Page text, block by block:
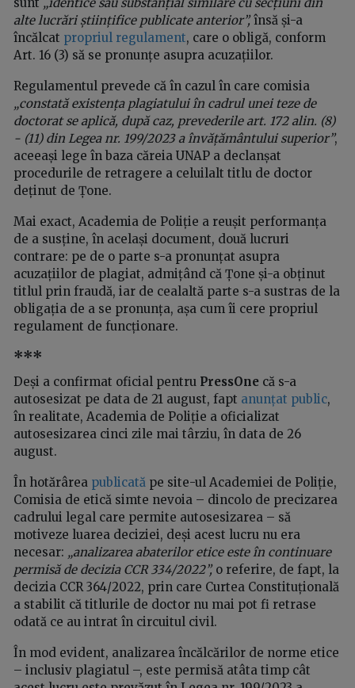
alte lucrări științifice publicate anterior”, însă și-a
încălcat propriul regulament, care o obligă, conform
Art. 16 (3) să se pronunțe asupra acuzațiilor.
Regulamentul prevede că în cazul în care comisia
„constată existența plagiatului în cadrul unei teze de
doctorat se aplică, după caz, prevederile art. 172 alin. (8)
- (11) din Legea nr. 199/2023 a învățământului superior”,
aceeași lege în baza căreia UNAP a declanșat
procedurile de retragere a celuilalt titlu de doctor
deținut de Țone.
Mai exact, Academia de Poliție a reușit performanța
de a susține, în același document, două lucruri
contrare: pe de o parte s-a pronunțat asupra
acuzațiilor de plagiat, admițând că Țone și-a obținut
titlul prin fraudă, iar de cealaltă parte s-a sustras de la
obligația de a se pronunța, așa cum îi cere propriul
regulament de funcționare.
***
Deși a confirmat oficial pentru PressOne că s-a
autosesizat pe data de 21 august, fapt anunțat public,
în realitate, Academia de Poliție a oficializat
autosesizarea cinci zile mai târziu, în data de 26
august.
În hotărârea publicată pe site-ul Academiei de Poliție,
Comisia de etică simte nevoia – dincolo de precizarea
cadrului legal care permite autosesizarea – să
motiveze luarea deciziei, deși acest lucru nu era
necesar: „analizarea abaterilor etice este în continuare
permisă de decizia CCR 334/2022”, o referire, de fapt, la
decizia CCR 364/2022, prin care Curtea Constituțională
a stabilit că titlurile de doctor nu mai pot fi retrase
odată ce au intrat în circuitul civil.
În mod evident, analizarea încălcărilor de norme etice
– inclusiv plagiatul –, este permisă atâta timp cât